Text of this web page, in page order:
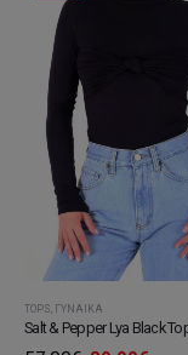
TOPS ΓΥΝΑΊΚΑ